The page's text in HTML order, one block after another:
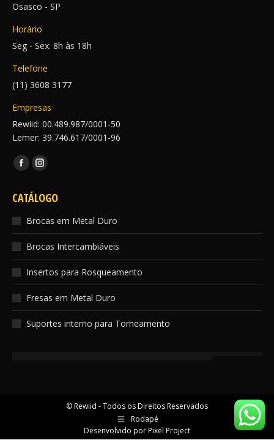
Osasco - SP
Horário
Seg - Sex: 8h às 18h
Telefone
(11) 3608 3177
Empresas
Rewiid: 00.489.987/0001-50
Lemer: 39.746.617/0001-96
Encontre-nos em:
Facebook
opens
in
new
window
Instagram
opens
in
new
window
CATÁLOGO
Brocas em Metal Duro
Brocas Intercambiáveis
Insertos para Rosqueamento
Fresas em Metal Duro
Suportes interno para Torneamento
© Rewiid - Todos os Direitos Reservados
Rodapé
Desenvolvido porPixel Project